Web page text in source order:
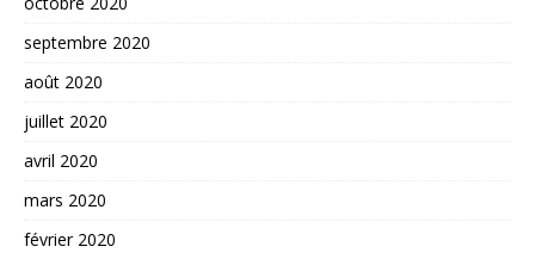
septembre 2020
août 2020
juillet 2020
avril 2020
mars 2020
février 2020